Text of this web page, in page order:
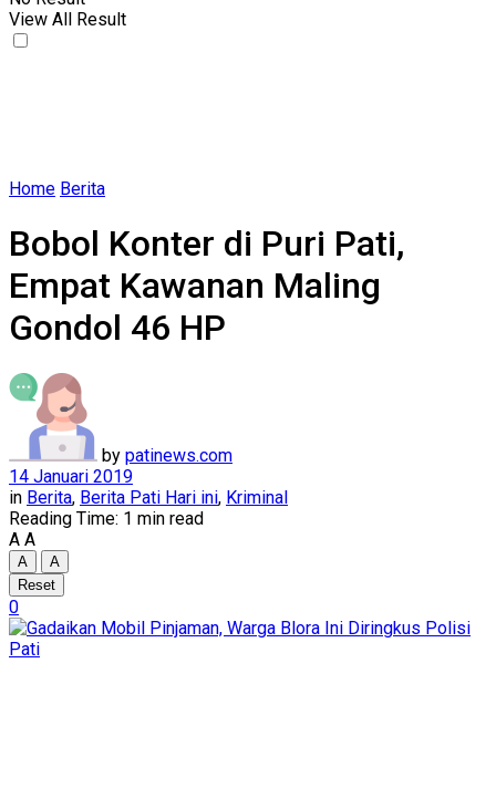
View All Result
Home Berita
Bobol Konter di Puri Pati,
Empat Kawanan Maling
Gondol 46 HP
by patinews.com
14 Januari 2019
in Berita, Berita Pati Hari ini, Kriminal
Reading Time: 1 min read
A A
A
A
Reset
0